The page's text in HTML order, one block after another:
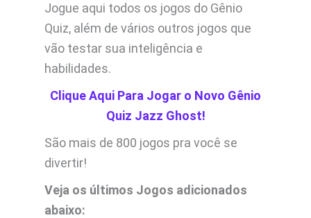
Jogue aqui todos os jogos do Gênio
Quiz, além de vários outros jogos que
vão testar sua inteligência e
habilidades.
Clique Aqui Para Jogar o Novo Gênio
Quiz Jazz Ghost!
São mais de 800 jogos pra você se
divertir!
Veja os últimos Jogos adicionados
abaixo: